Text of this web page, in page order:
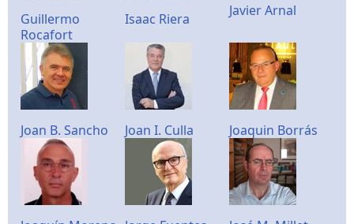
Guillermo
Rocafort
Isaac Riera Javier Arnal
Joan B. Sancho Joan I. Culla Joaquin Borrás